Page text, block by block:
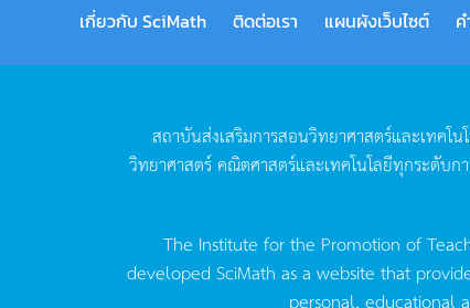
เกี่ยวกับ SciMath ติดต่อเรา แผนผังเว็บไซต์
สถาบันส่งเสริมการสอนวิทยาศาสตร์และเทคโน
วิทยาศาสตร์คณิตศาสตร์และเทคโนโลยีทุกระดับก
The Institute for the Promotion of
developed SciMath as a website that
personal, educational